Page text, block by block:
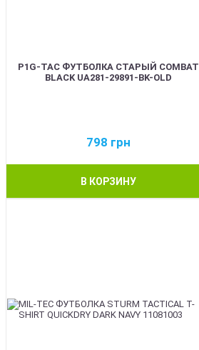
P1G-TAC ФУТБОЛКА СТАРЫЙ COMBAT
BLACK UA281-29891-BK-OLD
798 грн
В КОРЗИНУ